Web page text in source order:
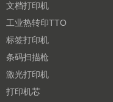
文档打印机
工业热转印TTO
标签打印机
条码扫描枪
激光打印机
打印机芯